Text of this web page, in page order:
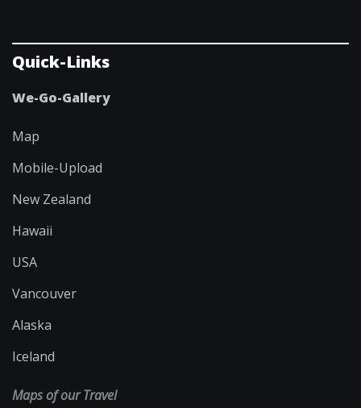
Quick-Links
We-Go-Gallery
Map
Mobile-Upload
New Zealand
Hawaii
USA
Vancouver
Alaska
Iceland
Maps of our Travel